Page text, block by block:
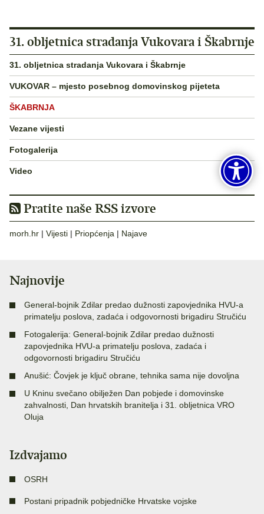
31. obljetnica stradanja Vukovara i Škabrnje
31. obljetnica stradanja Vukovara i Škabrnje
VUKOVAR – mjesto posebnog domovinskog pijeteta
ŠKABRNJA
Vezane vijesti
Fotogalerija
Video
Pratite naše RSS izvore
morh.hr | Vijesti | Priopćenja | Najave
Najnovije
General-bojnik Zdilar predao dužnosti zapovjednika HVU-a
primatelju poslova, zadaća i odgovornosti brigadiru Stručiću
Fotogalerija: General-bojnik Zdilar predao dužnosti
zapovjednika HVU-a primatelju poslova, zadaća i
odgovornosti brigadiru Stručiću
Anušić: Čovjek je ključ obrane, tehnika sama nije dovoljna
U Kninu svečano obilježen Dan pobjede i domovinske
zahvalnosti, Dan hrvatskih branitelja i 31. obljetnica VRO
Oluja
Izdvajamo
OSRH
Postani pripadnik pobjedničke Hrvatske vojske